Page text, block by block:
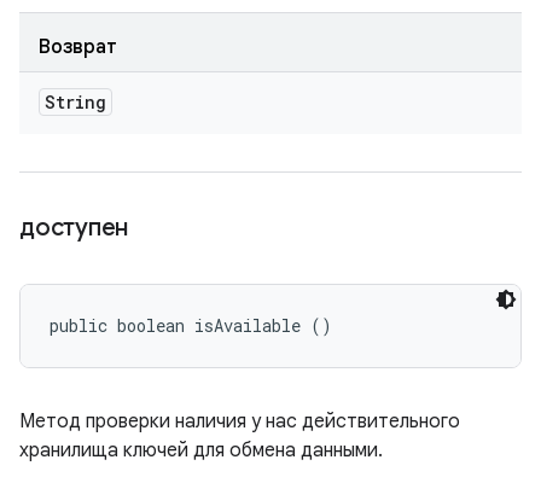
Возврат
String
доступен
public boolean isAvailable ()
Метод проверки наличия у нас действительного
хранилища ключей для обмена данными.